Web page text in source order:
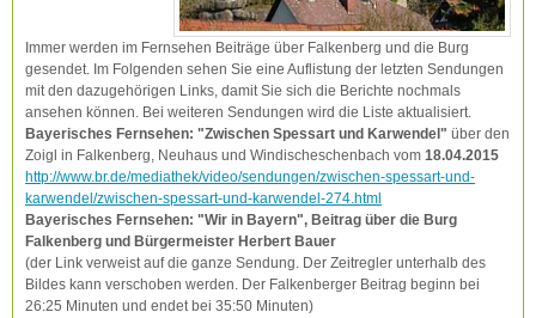
Immer werden im Fernsehen Beiträge über Falkenberg und die Burg
gesendet. Im Folgenden sehen Sie eine Auflistung der letzten Sendungen
mit den dazugehörigen Links, damit Sie sich die Berichte nochmals
ansehen können. Bei weiteren Sendungen wird die Liste aktualisiert.
Bayerisches Fernsehen: "Zwischen Spessart und Karwendel" über den
Zoigl in Falkenberg, Neuhaus und Windischeschenbach vom 18.04.2015
http://www.br.de/mediathek/video/sendungen/zwischen-spessart-und-
karwendel/zwischen-spessart-und-karwendel-274.html
Bayerisches Fernsehen: "Wir in Bayern", Beitrag über die Burg
Falkenberg und Bürgermeister Herbert Bauer
(der Link verweist auf die ganze Sendung. Der Zeitregler unterhalb des
Bildes kann verschoben werden. Der Falkenberger Beitrag beginn bei
26:25 Minuten und endet bei 35:50 Minuten)